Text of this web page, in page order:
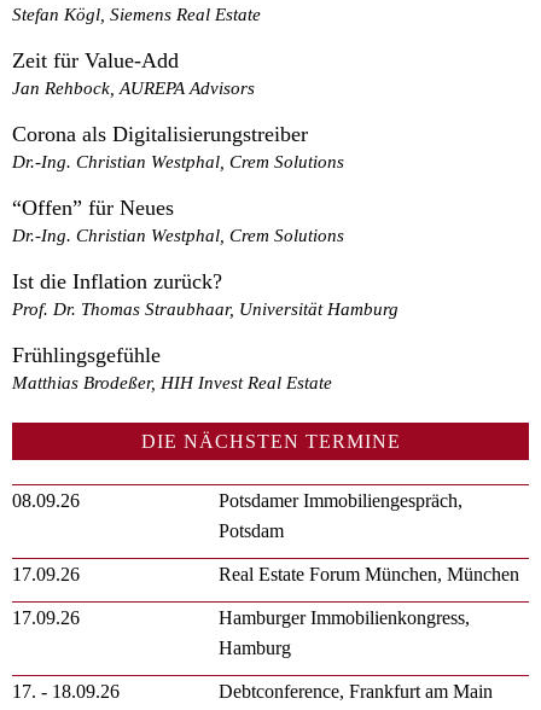
Stefan Kögl, Siemens Real Estate
Zeit für Value-Add
Jan Rehbock, AUREPA Advisors
Corona als Digitalisierungstreiber
Dr.-Ing. Christian Westphal, Crem Solutions
“Offen” für Neues
Dr.-Ing. Christian Westphal, Crem Solutions
Ist die Inflation zurück?
Prof. Dr. Thomas Straubhaar, Universität Hamburg
Frühlingsgefühle
Matthias Brodeßer, HIH Invest Real Estate
DIE NÄCHSTEN TERMINE
08.09.26
Potsdamer Immobiliengespräch,
Potsdam
17.09.26 Real Estate Forum München, München
17.09.26
Hamburger Immobilienkongress,
Hamburg
17. - 18.09.26 Debtconference, Frankfurt am Main